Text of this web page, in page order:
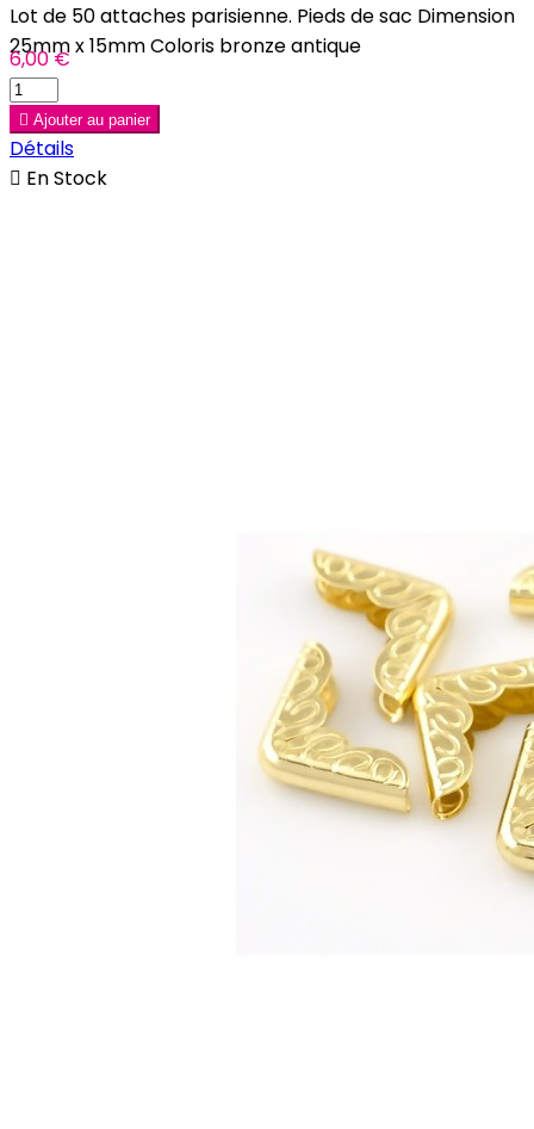
Lot de 50 attaches parisienne. Pieds de sac Dimension
25mm x 15mm Coloris bronze antique
6,00 €
 Ajouter au panier
Détails
 En Stock